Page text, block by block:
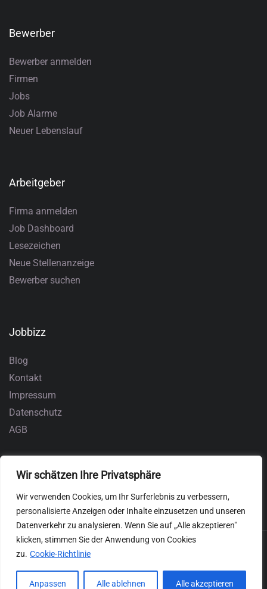
Wir schätzen Ihre Privatsphäre
Wir verwenden Cookies, um Ihr Surferlebnis zu verbessern,
personalisierte Anzeigen oder Inhalte einzusetzen und unseren
Datenverkehr zu analysieren. Wenn Sie auf „Alle akzeptieren"
klicken, stimmen Sie der Anwendung von Cookies
zu. Cookie-Richtlinie
Anpassen Alle ablehnen Alle akzeptieren
Bewerber
Bewerber anmelden
Firmen
Jobs
Job Alarme
Neuer Lebenslauf
Arbeitgeber
Firma anmelden
Job Dashboard
Lesezeichen
Neue Stellenanzeige
Bewerber suchen
Jobbizz
Blog
Kontakt
Impressum
Datenschutz
AGB